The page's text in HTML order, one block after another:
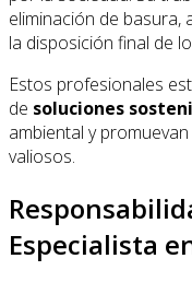
eliminación de basura,
la disposición final de
Estos profesionales
de soluciones
ambiental y
valiosos.
Especialista